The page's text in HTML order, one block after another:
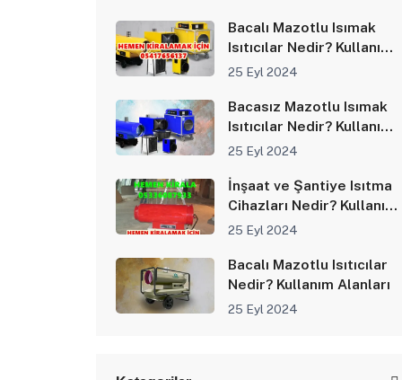
Bacalı Mazotlu Isımak
Isıtıcılar Nedir? Kullanım
Alanları
25 Eyl 2024
Bacasız Mazotlu Isımak
Isıtıcılar Nedir? Kullanım
Alanları
25 Eyl 2024
İnşaat ve Şantiye Isıtma
Cihazları Nedir? Kullanım
Alanları
25 Eyl 2024
Bacalı Mazotlu Isıtıcılar
Nedir? Kullanım Alanları
25 Eyl 2024